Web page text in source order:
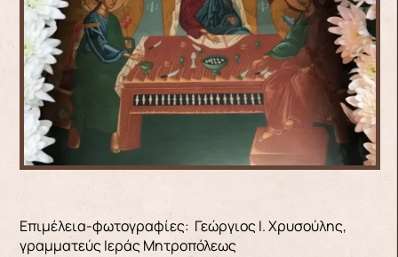
Επιμέλεια-φωτογραφίες: Γεώργιος Ι. Χρυσούλης,
γραμματεύς Ιεράς Μητροπόλεως